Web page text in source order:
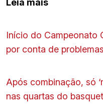
Início do Campeonato
por conta de
Após combinação, só
nas quartas do